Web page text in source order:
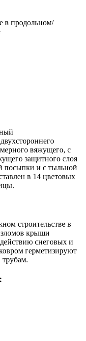
в продольном/
вяжущего, с
защитного слоя
посыпки и с тыльной
в 14 цветовых
строительстве в
крыши
снеговых и
герметизируют